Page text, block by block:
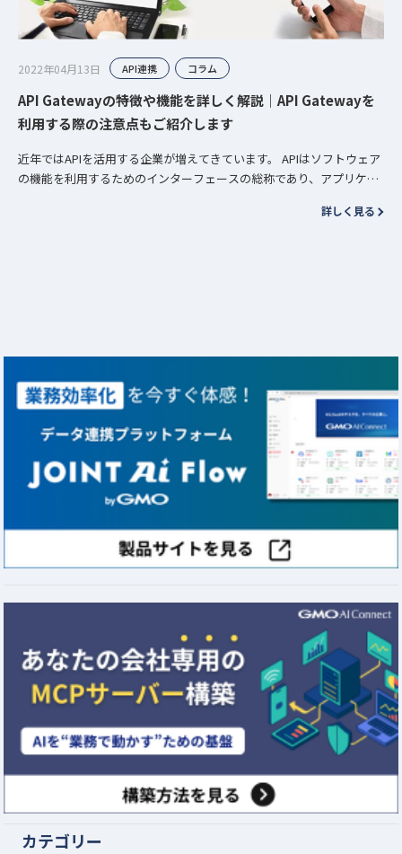
2022年04月13日 API連携 コラム
API Gatewayの特徴や機能を詳しく解説｜API Gatewayを
利用する際の注意点もご紹介します
近年ではAPIを活用する企業が増えてきています。 APIはソフトウェア
の機能を利用するためのインターフェースの総称であり、アプリケー
詳しく見る
カテゴリー